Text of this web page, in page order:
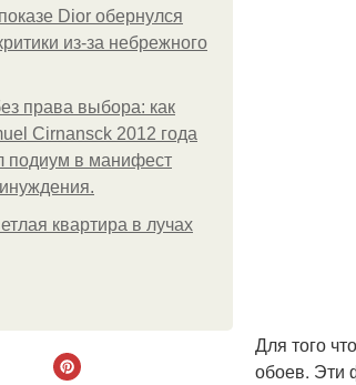
Dior обернулся
из-за небрежного
права выбора: как
Cirnansck 2012 года
подиум в манифест
квартира в лучах
Для того
обоев. Эти